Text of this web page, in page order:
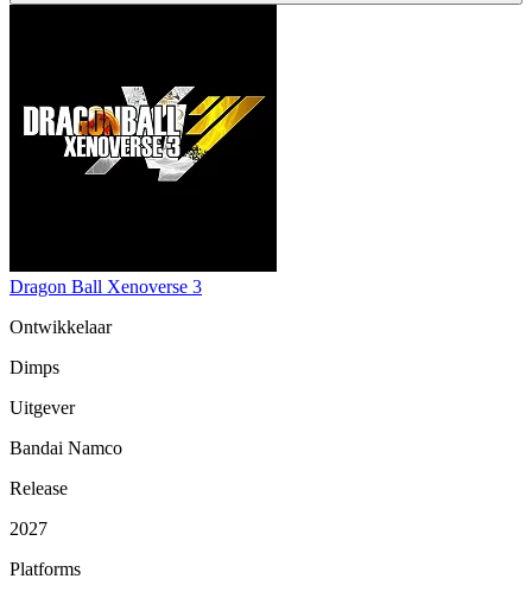
Dragon Ball Xenoverse 3
Ontwikkelaar
Dimps
Uitgever
Bandai Namco
Release
2027
Platforms